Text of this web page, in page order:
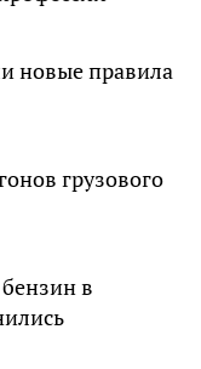
новые правила
грузового
в